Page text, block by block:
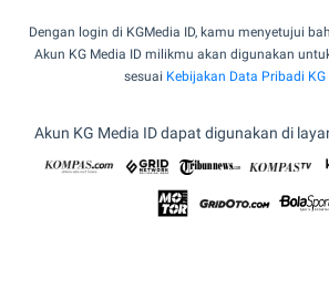
Dengan login di KGMedia ID, kamu menyetujui
Akun KG Media ID milikmu akan digunakan
sesuai Kebijakan Data Pribadi KG
Akun KG Media ID dapat digunakan di